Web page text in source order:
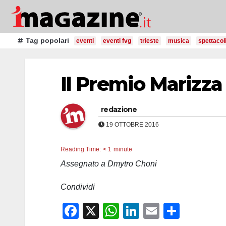
Salta
contenutoTag popolari eventi eventi fvg trieste musica spettacoli
Il Premio
redazione
19 OTTOBRE 2016
Reading Time: < 1 minute
Assegnato a Dmytro Choni
Condividi
F
X
W
Li
E